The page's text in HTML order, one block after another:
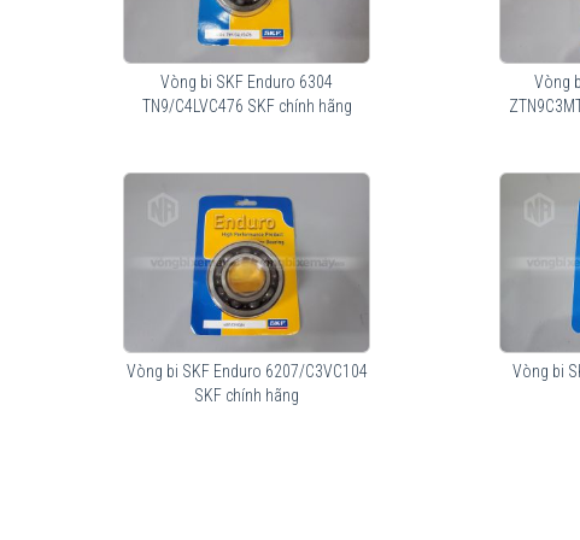
Vòng bi SKF Enduro 6304
TN9/C4LVC476 SKF chính hãng
Vòng
Vòng bi SKF Enduro 6207/C3VC104
SKF chính hãng
Vòng bi